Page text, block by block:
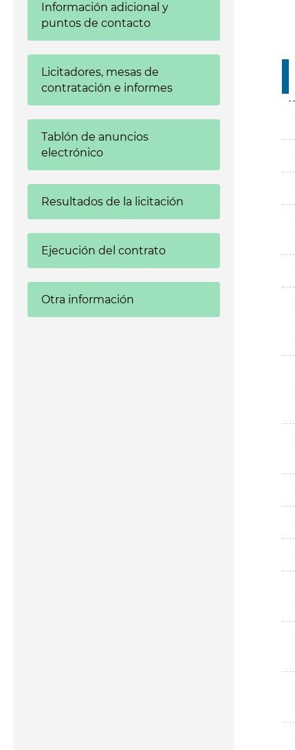
Información adicional y
puntos de contacto
Licitadores, mesas de
contratación e informes
Tablón de anuncios
electrónico
Resultados de la licitación
Ejecución del contrato
Otra información